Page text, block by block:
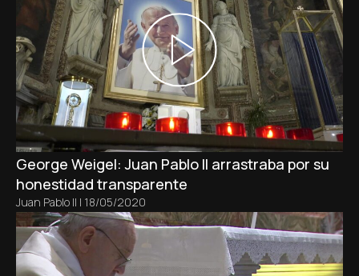
George Weigel: Juan Pablo II arrastraba por su
honestidad transparente
Juan Pablo II | 18/05/2020